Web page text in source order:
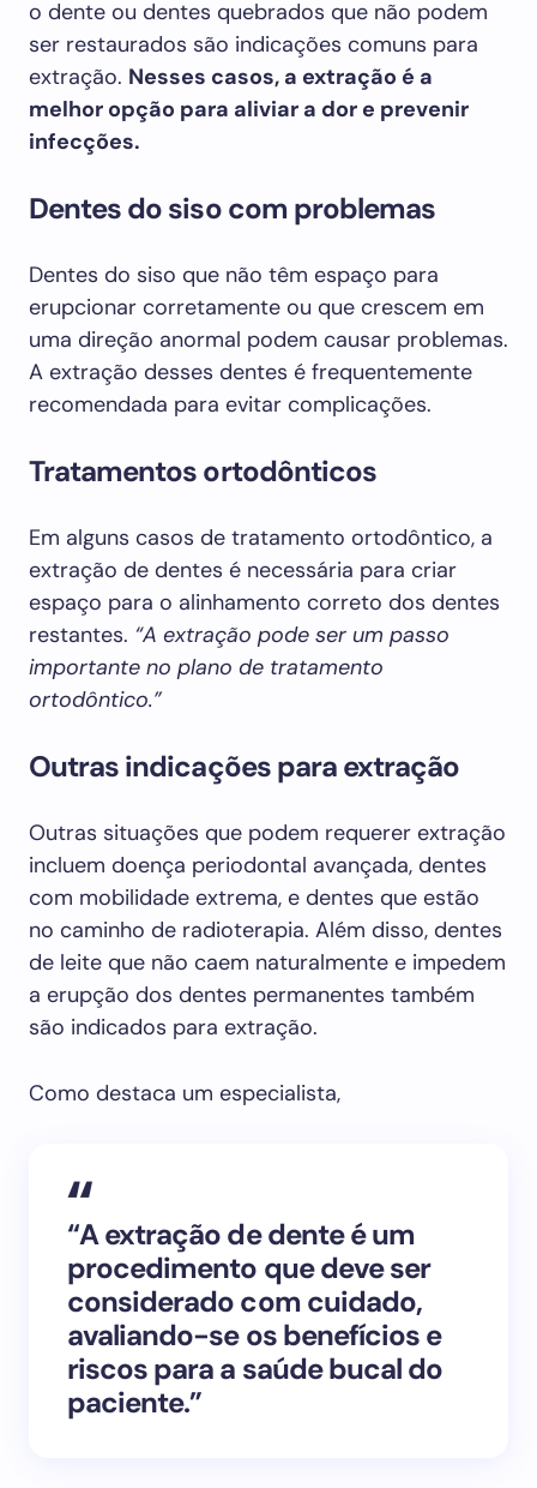
o dente ou dentes quebrados que não podem
ser restaurados são indicações comuns para
extração. Nesses casos, a extração é a
melhor opção para aliviar a dor e prevenir
infecções.
Dentes do siso com problemas
Dentes do siso que não têm espaço para
erupcionar corretamente ou que crescem em
uma direção anormal podem causar problemas.
A extração desses dentes é frequentemente
recomendada para evitar complicações.
Tratamentos ortodônticos
Em alguns casos de tratamento ortodôntico, a
extração de dentes é necessária para criar
espaço para o alinhamento correto dos dentes
restantes. “A extração pode ser um passo
importante no plano de tratamento
ortodôntico.”
Outras indicações para extração
Outras situações que podem requerer extração
incluem doença periodontal avançada, dentes
com mobilidade extrema, e dentes que estão
no caminho de radioterapia. Além disso, dentes
de leite que não caem naturalmente e impedem
a erupção dos dentes permanentes também
são indicados para extração.
Como destaca um especialista,
“A extração de dente é um
procedimento que deve ser
considerado com cuidado,
avaliando-se os benefícios e
riscos para a saúde bucal do
paciente.”